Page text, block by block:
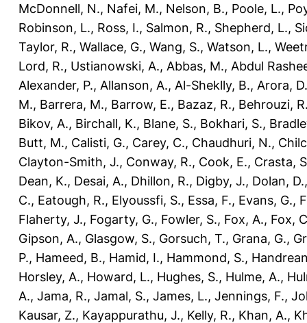
McDonnell, N., Nafei, M., Nelson, B., Poole, L.,
Robinson, L., Ross, I., Salmon, R., Shepherd, L.,
Taylor, R., Wallace, G., Wang, S., Watson, L.,
Lord, R., Ustianowski, A., Abbas, M., Abdul
Alexander, P., Allanson, A., Al-Sheklly, B., Arora, D.
M., Barrera, M., Barrow, E., Bazaz, R., Behrouzi,
Bikov, A., Birchall, K., Blane, S., Bokhari, S.,
Butt, M., Calisti, G., Carey, C., Chaudhuri, N.,
Clayton-Smith, J., Conway, R., Cook, E., Crasta,
Dean, K., Desai, A., Dhillon, R., Digby, J., Dolan, D.
C., Eatough, R., Elyoussfi, S., Essa, F., Evans, G.,
Flaherty, J., Fogarty, G., Fowler, S., Fox, A., Fox,
Gipson, A., Glasgow, S., Gorsuch, T., Grana, G.,
P., Hameed, B., Hamid, I., Hammond, S.,
Horsley, A., Howard, L., Hughes, S., Hulme, A.,
A., Jama, R., Jamal, S., James, L., Jennings, F.,
Kausar, Z., Kayappurathu, J., Kelly, R., Khan, A.,